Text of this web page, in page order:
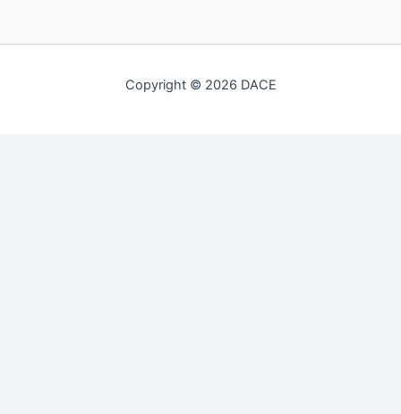
Copyright © 2026 DACE